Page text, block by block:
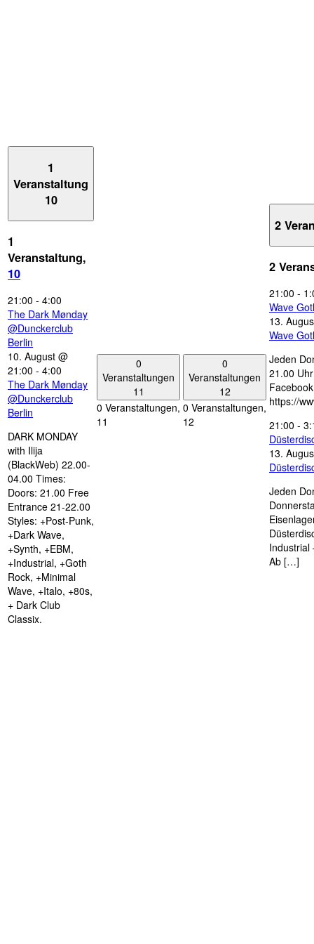
1
Veranstaltung
10
1
Veranstaltung,
10
21:00 - 4:00
The Dark Mønday
@Dunckerclub
Berlin
10. August @
21:00 - 4:00
The Dark Mønday
@Dunckerclub
Berlin
DARK MONDAY
with Ilija
(BlackWeb) 22.00-
04.00 Times:
Doors: 21.00 Free
Entrance 21-22.00
Styles: +Post-Punk,
+Dark Wave,
+Synth, +EBM,
+Industrial, +Goth
Rock, +Minimal
Wave, +Italo, +80s,
+ Dark Club
Classix.
0
Veranstaltungen
11
0 Veranstaltungen,
11
0
Veranstaltungen
12
0 Veranstaltungen,
12
2
2
21:00 -
Wave
13.
Wave
Jeden
21.00
https://
21:00 -
13.
Jeden
Industrial
Ab […]